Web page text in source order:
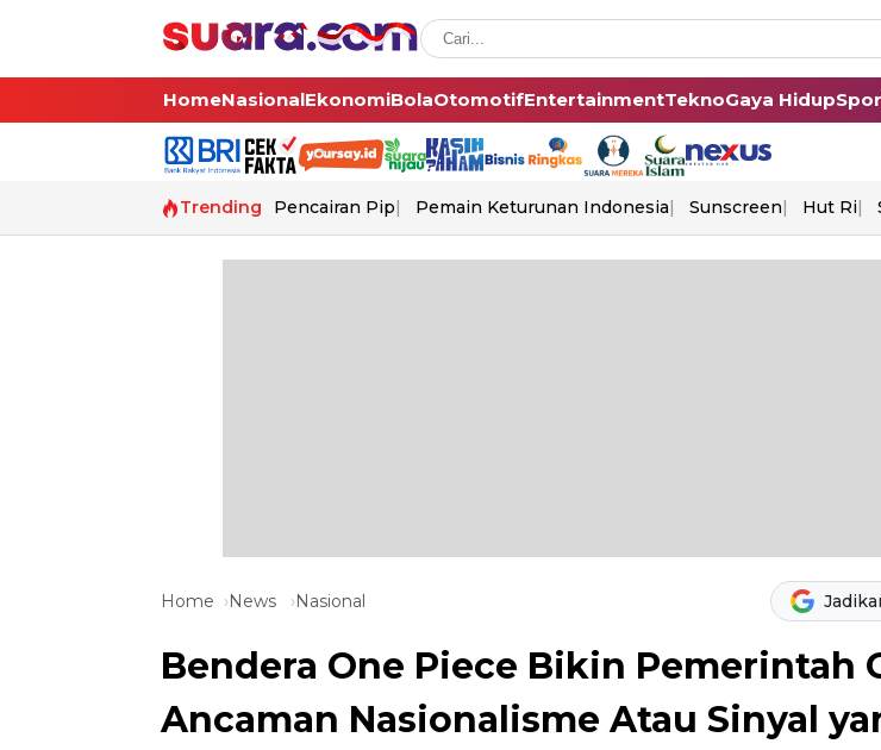
HomeNasionalEkonomiBolaOtomotifEntertainmentTeknoGaya Hidup
Trending Pencairan Pip Pemain Keturunan Indonesia Sunscreen Hut Ri
Home News Nasional
Bendera One Piece Bikin Pemerintah
Ancaman Nasionalisme Atau Sinyal